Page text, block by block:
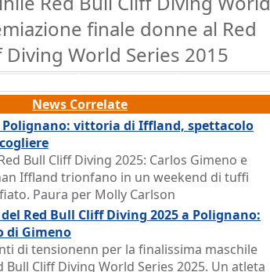
finale donne al Red
Diving World Series 2015
News Correlate
Polignano: vittoria di Iffland, spettacolo
Bull Cliff Diving 2025: Carlos Gimeno e
Iffland trionfano in un weekend di tuffi
Paura per Molly Carlson
Red Bull Cliff Diving 2025 a Polignano:
di Gimeno
di tensionenn per la finalissima maschile
Bull Cliff Diving World Series 2025. Un atleta